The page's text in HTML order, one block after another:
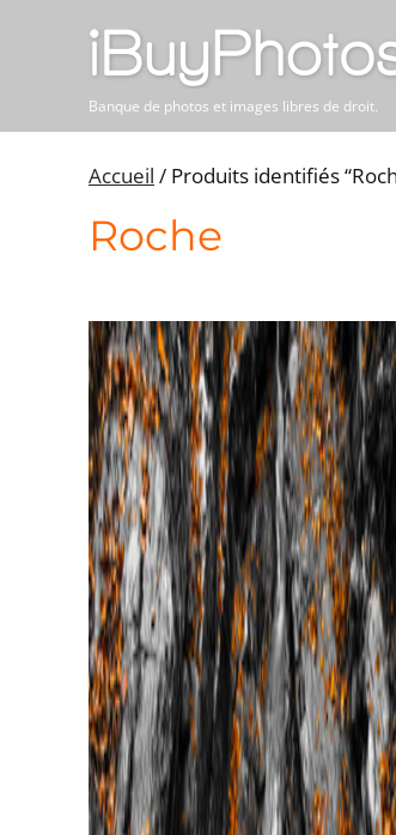
Banque de photos et images libres de droit.
Accueil / Produits identifiés
Roche